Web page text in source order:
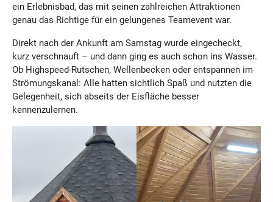
ein Erlebnisbad, das mit seinen zahlreichen Attraktionen
genau das Richtige für ein gelungenes Teamevent war.
Direkt nach der Ankunft am Samstag wurde eingecheckt,
kurz verschnauft – und dann ging es auch schon ins Wasser.
Ob Highspeed-Rutschen, Wellenbecken oder entspannen im
Strömungskanal: Alle hatten sichtlich Spaß und nutzten die
Gelegenheit, sich abseits der Eisfläche besser
kennenzulernen.